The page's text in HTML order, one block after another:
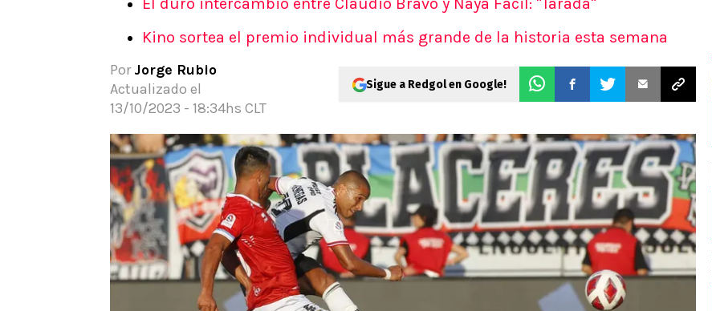
Pronósticos
Kino sortea el premio individual más grande de la historia esta semana
Por Jorge Rubio
Actualizado el
13/10/2023 - 18:34hs CLT
Sigue a Redgol en Google!